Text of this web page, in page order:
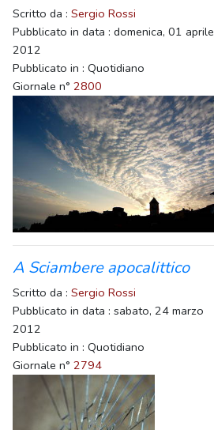
Scritto da : Sergio Rossi
Pubblicato in data : domenica, 01 aprile
2012
Pubblicato in : Quotidiano
Giornale n° 2800
A Sciambere apocalittico
Scritto da : Sergio Rossi
Pubblicato in data : sabato, 24 marzo
2012
Pubblicato in : Quotidiano
Giornale n° 2794